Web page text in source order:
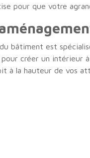
pour que votre
bâtiment est
créer un
à la hauteur de vos